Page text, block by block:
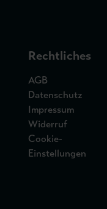
Rechtliches
AGB
Datenschutz
Impressum
Widerruf
Cookie-
Einstellungen